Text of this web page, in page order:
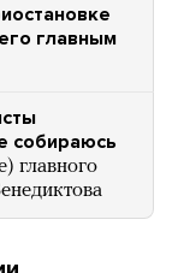
главным
собираюсь
главного